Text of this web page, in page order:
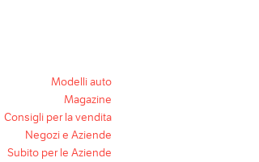
Modelli auto
Magazine
Consigli per la vendita
Negozi e Aziende
Subito per le Aziende